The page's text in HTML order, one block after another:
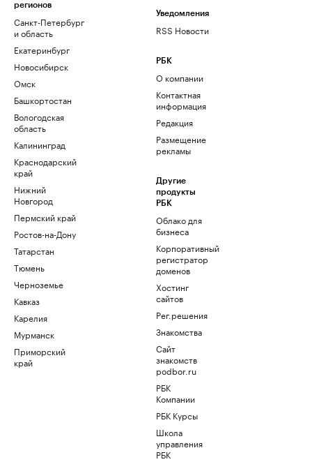
регионов
Санкт-Петербург
и область
Екатеринбург
Новосибирск
Омск
Башкортостан
Вологодская
область
Калининград
Краснодарский
край
Нижний
Новгород
Пермский край
Ростов-на-Дону
Татарстан
Тюмень
Черноземье
Кавказ
Карелия
Мурманск
Приморский
край
Уведомления
RSS Новости
РБК
О компании
Контактная
информация
Редакция
Размещение
рекламы
Другие
продукты
РБК
Облако для
бизнеса
Корпоративный
регистратор
доменов
Хостинг
сайтов
Рег.решения
Знакомства
Сайт
знакомств
podbor.ru
РБК
Компании
РБК Курсы
Школа
управления
РБК